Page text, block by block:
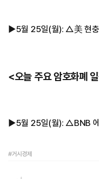
▶︎5월 25일(월): △美 현
<오늘 주요 암호화폐
▶︎5월 25일(월): △BNB 에
#거시경제